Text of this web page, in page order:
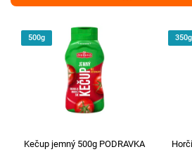
Najdrahšie
Najpredávanejšie
Abecedne
500g
Kečup jemný 500g PODRAVKA
350g